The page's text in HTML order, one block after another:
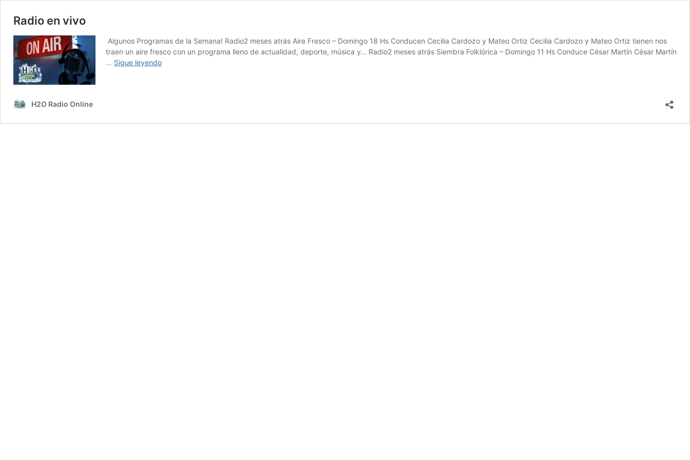
Radio en vivo
Algunos Programas de la Semana! Radio2 meses atrás Aire Fresco – Domingo 18 Hs Conducen Cecilia Cardozo y Mateo Ortiz Cecilia Cardozo y Mateo Ortiz tienen nos
traen un aire fresco con un programa lleno de actualidad, deporte, música y… Radio2 meses atrás Siembra Folklórica – Domingo 11 Hs Conduce César Martín César Martín
… Sigue leyendoRadio
H2O Radio Online